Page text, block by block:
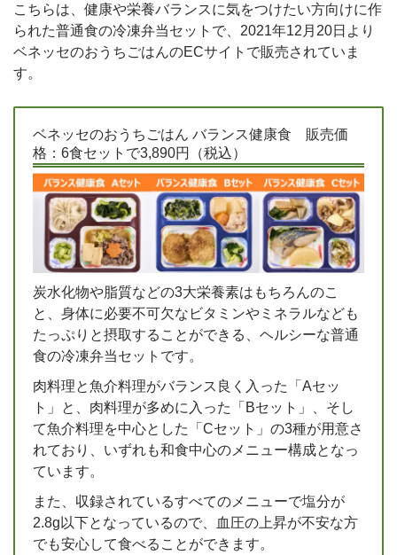
こちらは、健康や栄養バランスに気をつけたい方向けに作
られた普通食の冷凍弁当セットで、2021年12月20日より
ベネッセのおうちごはんのECサイトで販売されていま
す。
ベネッセのおうちごはん バランス健康食 販売価
格：6食セットで3,890円（税込）
炭水化物や脂質などの3大栄養素はもちろんのこ
と、身体に必要不可欠なビタミンやミネラルなども
たっぷりと摂取することができる、ヘルシーな普通
食の冷凍弁当セットです。
肉料理と魚介料理がバランス良く入った「Aセッ
ト」と、肉料理が多めに入った「Bセット」、そし
て魚介料理を中心とした「Cセット」の3種が用意さ
れており、いずれも和食中心のメニュー構成となっ
ています。
また、収録されているすべてのメニューで塩分が
2.8g以下となっているので、血圧の上昇が不安な方
でも安心して食べることができます。